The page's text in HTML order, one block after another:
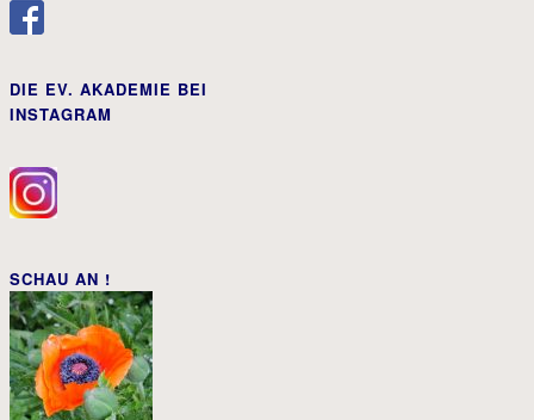
DIE EV. AKADEMIE BEI
INSTAGRAM
SCHAU AN !